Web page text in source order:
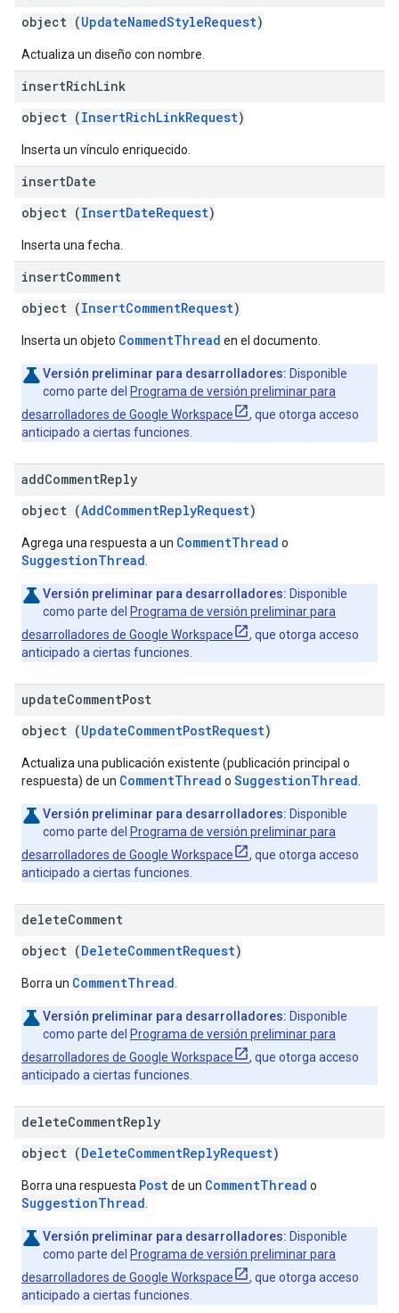
object (UpdateNamedStyleRequest)
Actualiza un diseño con nombre.
insertRichLink
object (InsertRichLinkRequest)
Inserta un vínculo enriquecido.
insertDate
object (InsertDateRequest)
Inserta una fecha.
insertComment
object (InsertCommentRequest)
Inserta un objeto CommentThread en el documento.
Versión preliminar para desarrolladores: Disponible
como parte del Programa de versión preliminar para
desarrolladores de Google Workspace
, que otorga acceso
anticipado a ciertas funciones.
addCommentReply
object (AddCommentReplyRequest)
Agrega una respuesta a un CommentThread o
SuggestionThread
Versión preliminar para desarrolladores: Disponible
como parte del Programa de versión preliminar para
desarrolladores de Google Workspace
, que otorga acceso
anticipado a ciertas funciones.
updateCommentPost
object (UpdateCommentPostRequest)
Actualiza una publicación existente (publicación principal o
respuesta) de un CommentThread o SuggestionThread
Versión preliminar para desarrolladores: Disponible
como parte del Programa de versión preliminar para
desarrolladores de Google Workspace
, que otorga acceso
anticipado a ciertas funciones.
deleteComment
object (DeleteCommentRequest)
Borra un CommentThread
Versión preliminar para desarrolladores: Disponible
como parte del Programa de versión preliminar para
desarrolladores de Google Workspace
, que otorga acceso
anticipado a ciertas funciones.
deleteCommentReply
object (DeleteCommentReplyRequest)
Borra una respuesta Postde un CommentThread o
SuggestionThread
Versión preliminar para desarrolladores: Disponible
como parte del Programa de versión preliminar para
desarrolladores de Google Workspace
, que otorga acceso
anticipado a ciertas funciones.